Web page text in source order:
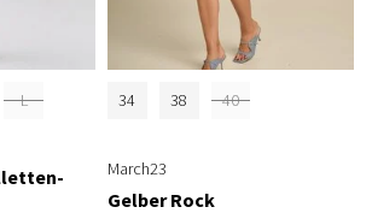
L 34 38 40
March23
Gelber Rock